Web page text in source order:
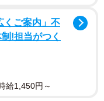
くご案内」不
!担当がつく
給1,450円～